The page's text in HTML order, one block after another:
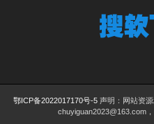
鄂ICP备2022017170号-5声明：网站资源
chuyiguan2023@163.com